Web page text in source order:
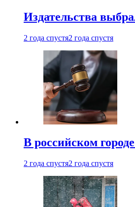
Издательства
2 года спустя2 года спустя
В российском
2 года спустя2 года спустя